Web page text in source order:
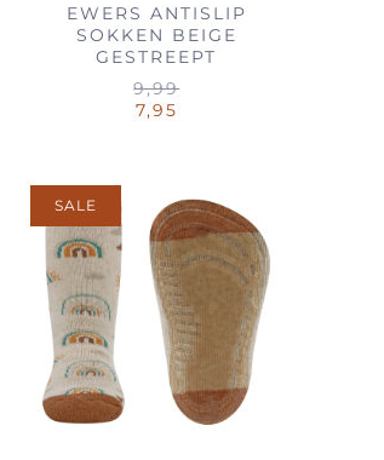
EWERS ANTISLIP
SOKKEN BEIGE
GESTREEPT
9,99
7,95
SALE